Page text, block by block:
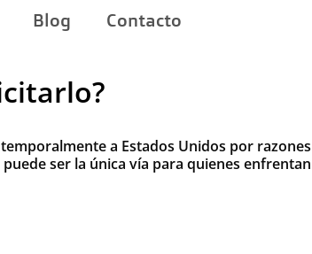
Blog Contacto
a Estados Unidos por
ser la única vía para quienes